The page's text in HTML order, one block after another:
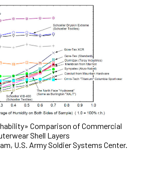
Comparison of Commercial
Shell Layers
U.S. Army Soldier Systems Center.